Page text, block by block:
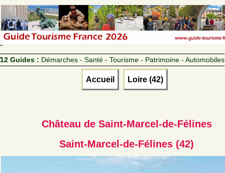
12 Guides : Démarches - Santé - Tourisme - Patrimoine - Automobiles
Accueil Loire (42)
Château de Saint-Marcel-de-Félines
Saint-Marcel-de-Félines (42)